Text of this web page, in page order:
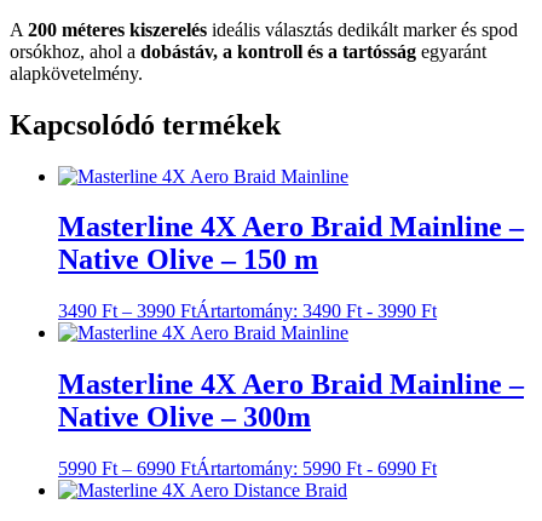
A 200 méteres kiszerelés ideális választás dedikált marker és spod
orsókhoz, ahol a dobástáv, a kontroll és a tartósság egyaránt
alapkövetelmény.
Kapcsolódó termékek
Masterline 4X Aero Braid Mainline –
Native Olive – 150 m
3490 Ft – 3990 FtÁrtartomány: 3490 Ft - 3990 Ft
Masterline 4X Aero Braid Mainline –
Native Olive – 300m
5990 Ft – 6990 FtÁrtartomány: 5990 Ft - 6990 Ft